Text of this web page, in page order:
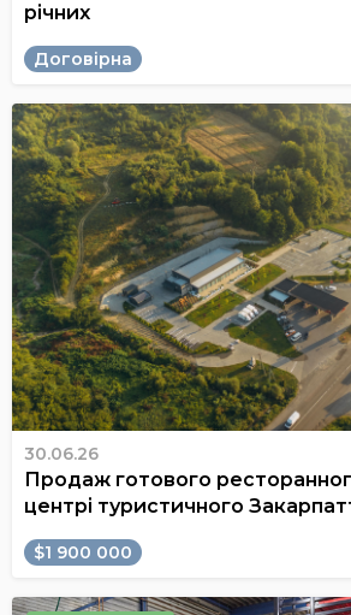
річних
Договірна
30.06.26
Продаж готового
центрі туристичного
$1 900 000